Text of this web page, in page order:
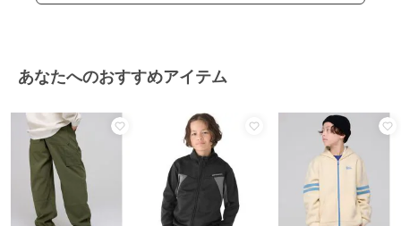
ショップ クリフメイヤー
性別タイプ
／パーカー
ガールズ
トップス ／ パーカー
カラー
BRICK、GRAY、CHARCOAL、T
URQUOISE
あなたへのおすすめアイテム